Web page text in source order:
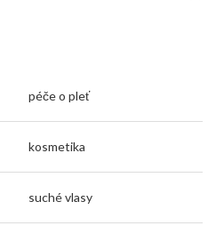
péče o pleť
kosmetika
suché vlasy